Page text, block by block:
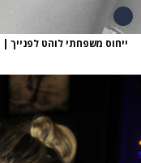
ייחוס משפחתי לוהט לפנייך